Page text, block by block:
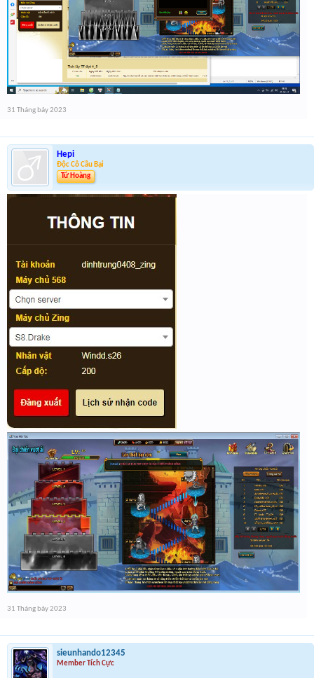
31 Tháng bảy 2023
Hepi
Độc Cô Cầu Bại
Tứ Hoàng
31 Tháng bảy 2023
sieunhando12345
Member Tích Cực